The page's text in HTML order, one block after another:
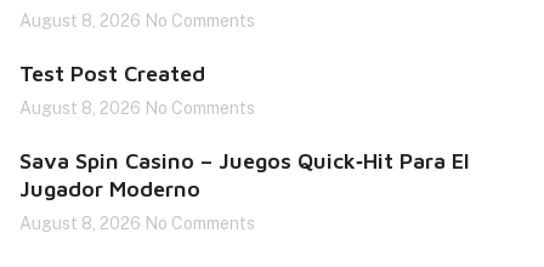
August 8, 2026 No Comments
Test Post Created
August 8, 2026 No Comments
Sava Spin Casino – Juegos Quick‑Hit Para El
Jugador Moderno
August 8, 2026 No Comments